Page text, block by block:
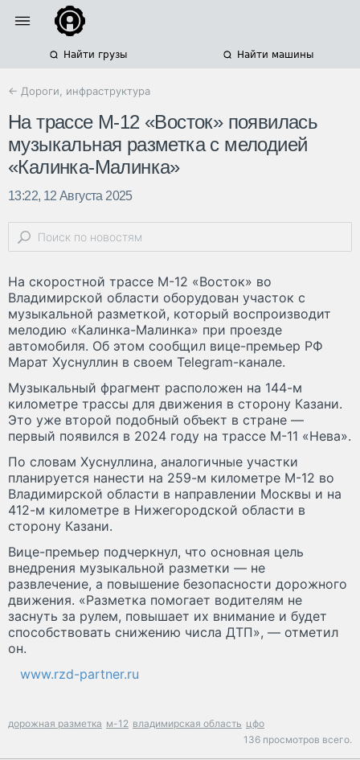
Найти грузы Найти машины
← Дороги, инфраструктура
На трассе М-12 «Восток» появилась
музыкальная разметка с мелодией
«Калинка-Малинка»
13:22, 12 Августа 2025
На скоростной трассе М-12 «Восток» во
Владимирской области оборудован участок с
музыкальной разметкой, который воспроизводит
мелодию «Калинка-Малинка» при проезде
автомобиля. Об этом сообщил вице-премьер РФ
Марат Хуснуллин в своем Telegram-канале.
Музыкальный фрагмент расположен на 144-м
километре трассы для движения в сторону Казани.
Это уже второй подобный объект в стране —
первый появился в 2024 году на трассе М-11 «Нева».
По словам Хуснуллина, аналогичные участки
планируется нанести на 259-м километре М-12 во
Владимирской области в направлении Москвы и на
412-м километре в Нижегородской области в
сторону Казани.
Вице-премьер подчеркнул, что основная цель
внедрения музыкальной разметки — не
развлечение, а повышение безопасности дорожного
движения. «Разметка помогает водителям не
заснуть за рулем, повышает их внимание и будет
способствовать снижению числа ДТП», — отметил
он.
www.rzd-partner.ru
дорожная разметка м-12 владимирская область цфо
136 просмотров всего.